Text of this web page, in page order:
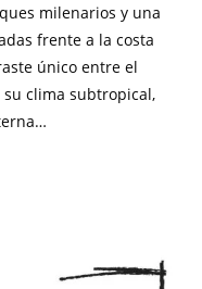
milenarios y una
frente a la costa
único entre el
su clima subtropical,